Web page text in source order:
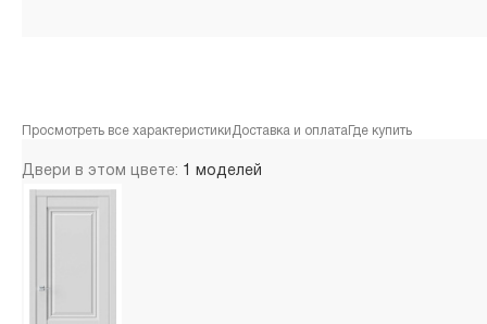
Просмотреть все характеристики Доставка и оплата Где купить
Двери в этом цвете: 1 моделей